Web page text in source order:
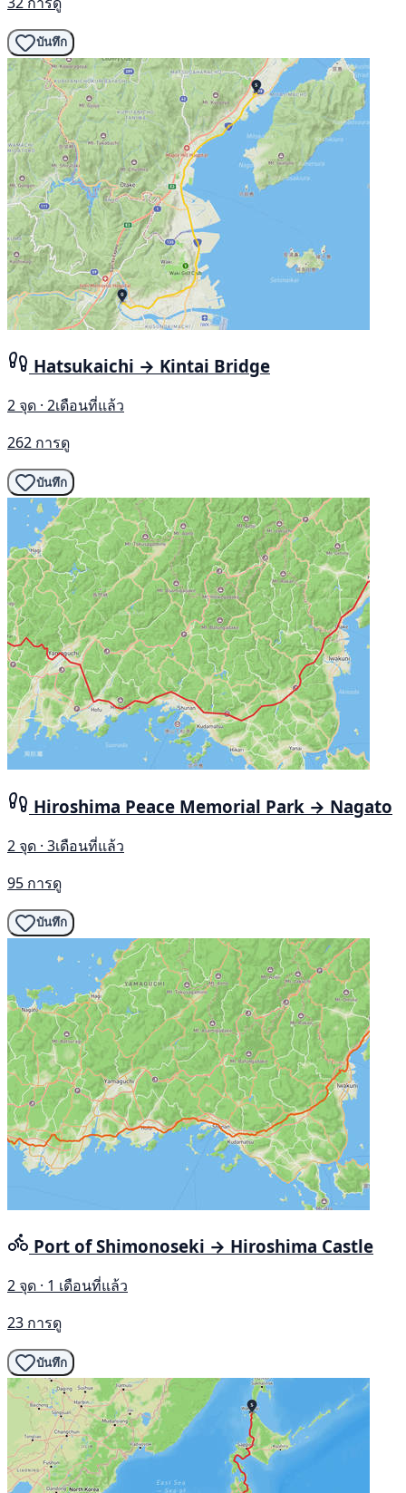
บันทึก
Hatsukaichi → Kintai Bridge
2 จุด · 2เดือนที่แล้ว
262 การดู
บันทึก
Hiroshima Peace Memorial Park → Nagato
2 จุด · 3เดือนที่แล้ว
95 การดู
บันทึก
Port of Shimonoseki → Hiroshima Castle
2 จุด · 1 เดือนที่แล้ว
23 การดู
บันทึก